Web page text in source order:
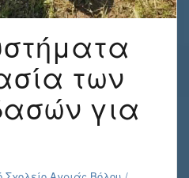
των
για